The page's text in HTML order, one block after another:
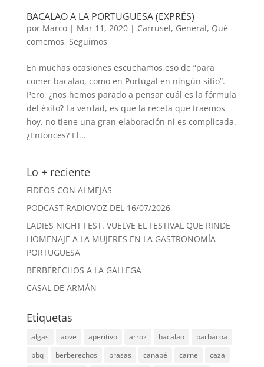
BACALAO A LA PORTUGUESA (EXPRÉS)
por Marco| Mar 11, 2020| Carrusel, General, Qué
comemos, Seguimos
En muchas ocasiones escuchamos eso de “para
comer bacalao, como en Portugal en ningún sitio”.
Pero, ¿nos hemos parado a pensar cuál es la fórmula
del éxito? La verdad, es que la receta que traemos
hoy, no tiene una gran elaboración ni es complicada.
¿Entonces? El...
Lo + reciente
FIDEOS CON ALMEJAS
PODCAST RADIOVOZ DEL 16/07/2026
LADIES NIGHT FEST. VUELVE EL FESTIVAL QUE RINDE
HOMENAJE A LA MUJERES EN LA GASTRONOMÍA
PORTUGUESA
BERBERECHOS A LA GALLEGA
CASAL DE ARMÁN
Etiquetas
algas aove aperitivo arroz bacalao
barbacoa
bbq
berberechos brasas canapé carne
caza